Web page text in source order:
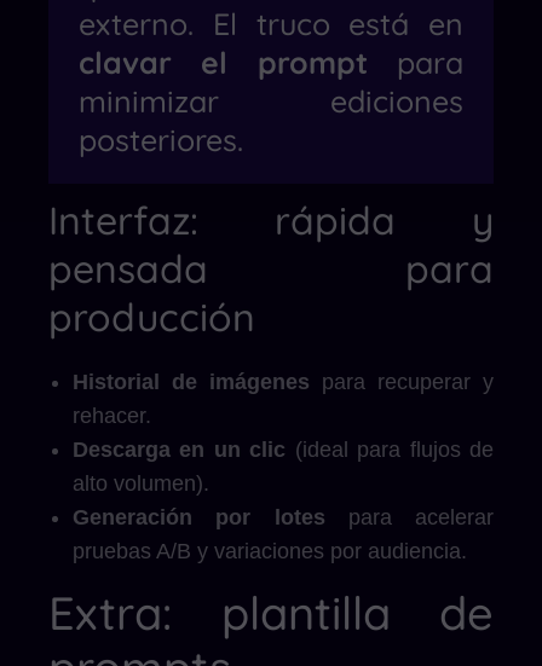
externo. El truco está en
clavar el prompt para
minimizar ediciones
posteriores.
Interfaz: rápida y
pensada para
producción
Historial de imágenes para recuperar y
rehacer.
Descarga en un clic (ideal para flujos de
alto volumen).
Generación por lotes para acelerar
pruebas A/B y variaciones por audiencia.
Extra: plantilla de